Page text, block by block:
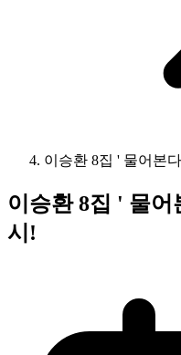
이승환 8집 ' 물어본
이승환 8집 ' 물
시!